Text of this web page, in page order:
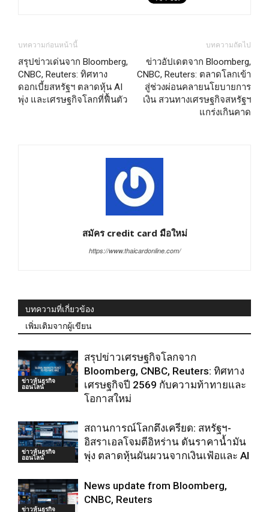
บทความก่อนหน้านี้
สรุปข่าวเด่นจาก Bloomberg,
CNBC, Reuters: ทิศทาง
ดอกเบี้ยสหรัฐฯ ตลาดหุ้น AI
พุ่ง และเศรษฐกิจโลกที่ฟื้นตัว
บทความถัดไป
ข่าวอัปเดตจาก Bloomberg,
CNBC, Reuters: ตลาดโลกเข้า
สู่ช่วงผ่อนคลายนโยบายการ
เงิน สวนทางเศรษฐกิจสหรัฐฯ
แกร่งเกินคาด
สมัคร credit card มือใหม่
https://www.thaicardonline.com/
บทความที่เกี่ยวข้อง
เพิ่มเติมจากผู้เขียน
ข่าวหุ้นธุรกิจ
ออนไลน์
สรุปข่าวเศรษฐกิจโลกจาก
Bloomberg, CNBC, Reuters: ทิศทาง
เศรษฐกิจปี 2569 กับความท้าทายและ
โอกาสใหม่
ข่าวหุ้นธุรกิจ
ออนไลน์
สถานการณ์โลกตึงเครียด: สหรัฐฯ-
อิสราเอลโจมตีอิหร่าน ดันราคาน้ำมัน
พุ่ง ตลาดหุ้นผันผวนจากเงินเฟ้อและ AI
ข่าวหุ้นธุรกิจ
News update from Bloomberg,
CNBC, Reuters